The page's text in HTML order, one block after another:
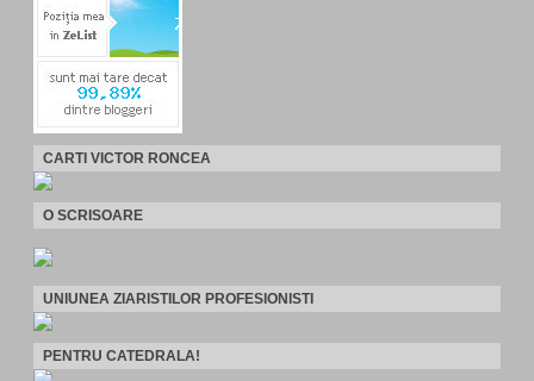
CARTI VICTOR RONCEA
O SCRISOARE
UNIUNEA ZIARISTILOR PROFESIONISTI
PENTRU CATEDRALA!